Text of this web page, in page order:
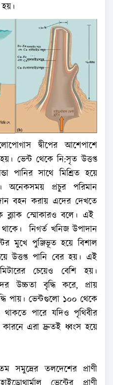
দ্বীপের আশেপাশে
ভেন্ট থেকে নি:সৃত উত্তপ্ত
পানির সাথে মিশ্রিত হয়ে
অনেকসময় প্রচুর পরিমান
বহন করায় এদের দেখতে
স্মোকারও বলে। এই
নিগর্ত খনিজ উপাদান
মুখে পুঞ্জিভূত হয়ে বিশাল
উত্তপ্ত পানি বের হয়। এই
চেয়েও বেশি হয়।
উচ্চতা বৃদ্ধি করে, প্রায়
পায়। ভেন্টগুলো ১০০ থেকে
পারে যদিও পৃথিবীর
কারনে এরা দ্রুতই ধ্বংস হয়ে
সমুদ্রের তলদেশের প্রাণী